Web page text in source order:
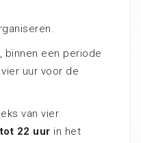
binnen een periode
uur voor de
van vier
22 uur in het